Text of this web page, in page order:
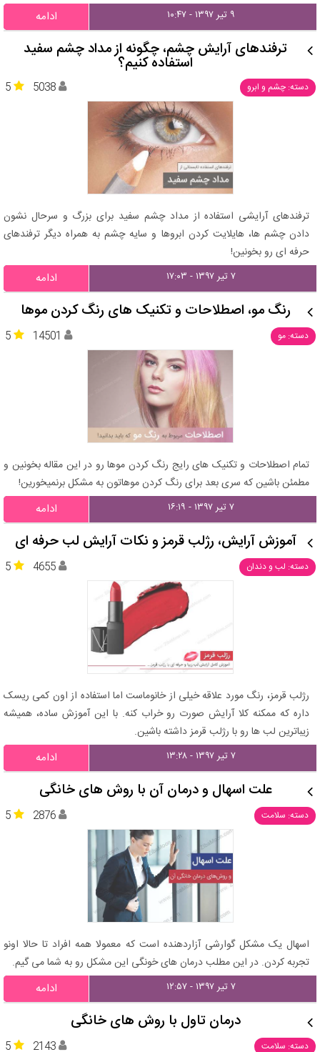
۹ تیر ۱۳۹۷ - ۱۰:۴۷ ادامه
ترفندهای آرایش چشم، چگونه از مداد چشم سفید
استفاده کنیم؟
دسته: چشم و ابرو 5 5038
ترفندهای آرایشی استفاده از مداد چشم سفید برای بزرگ و سرحال نشون
دادن چشم ها، هایلایت کردن ابروها و سایه چشم به همراه دیگر ترفندهای
حرفه ای رو بخونین!
۷ تیر ۱۳۹۷ - ۱۷:۰۳ ادامه
رنگ مو، اصطلاحات و تکنیک های رنگ کردن موها
دسته: مو 5 14501
تمام اصطلاحات و تکنیک های رایج رنگ کردن موها رو در این مقاله بخونین و
مطمئن باشین که سری بعد برای رنگ کردن موهاتون به مشکل برنمیخورین!
۷ تیر ۱۳۹۷ - ۱۶:۱۹ ادامه
آموزش آرایش، رژلب قرمز و نکات آرایش لب حرفه ای
دسته: لب و دندان 5 4655
رژلب قرمز، رنگ مورد علاقه خیلی از خانوماست اما استفاده از اون کمی ریسک
داره که ممکنه کلا آرایش صورت رو خراب کنه. با این آموزش ساده، همیشه
زیباترین لب ها رو با رژلب قرمز داشته باشین.
۷ تیر ۱۳۹۷ - ۱۳:۲۸ ادامه
علت اسهال و درمان آن با روش های خانگی
دسته: سلامت 5 2876
اسهال یک مشکل گوارشی آزاردهنده است که معمولا همه افراد تا حالا اونو
تجربه کردن. در این مطلب درمان های خونگی این مشکل رو به شما می گیم.
۷ تیر ۱۳۹۷ - ۱۲:۵۷ ادامه
درمان تاول با روش های خانگی
دسته: سلامت 5 2143